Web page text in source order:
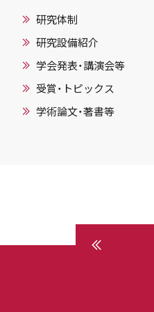
研究体制
研究設備紹介
学会発表・講演会等
受賞・トピックス
学術論文・著書等